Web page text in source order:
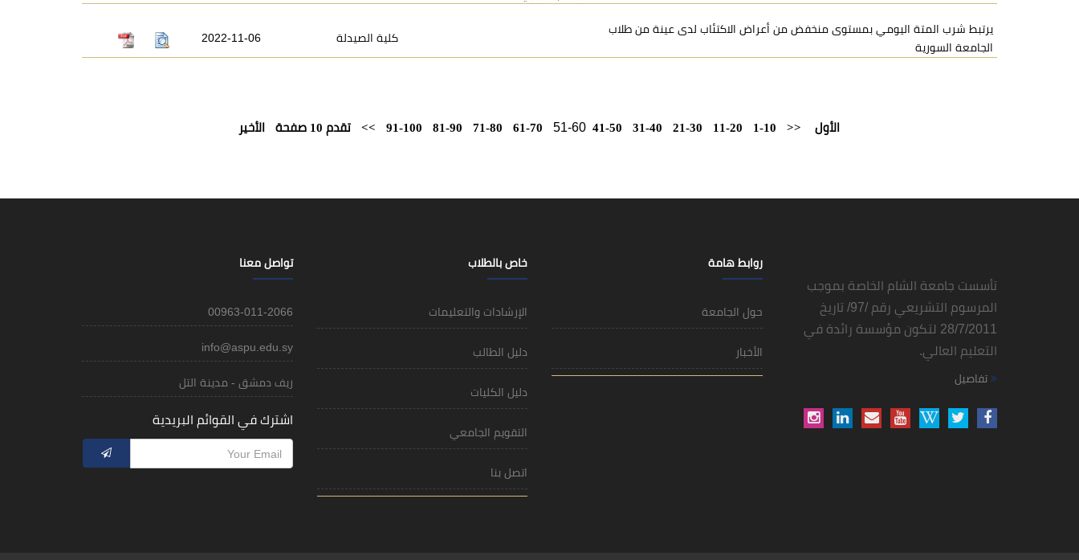
يرتبط شرب المتة اليومي بمستوى منخفض من أعراض الاكتئاب لدى عينة من طلاب
الجامعة السورية
كلية الصيدلة 2022-11-06
الأول <<
1-10
11-20
21-30
31-40
41-50
61-70
71-80
81-90
91-100
>> تقدم 10 صفحة الأخير
تأسست جامعة الشام الخاصة بموجب
المرسوم التشريعي رقم /97/ تاريخ
28/7/2011 لتكون مؤسسة رائدة في
التعليم العالي.
تفاصيل
روابط هامة
حول الجامعة
الأخبار
خاص بالطلاب
الإرشادات والتعليمات
دليل الطالب
دليل الكليات
التقويم الجامعي
اتصل بنا
تواصل معنا
00963-011-2066
info@aspu.edu.sy
ريف دمشق - مدينة التل
اشترك في القوائم البريدية